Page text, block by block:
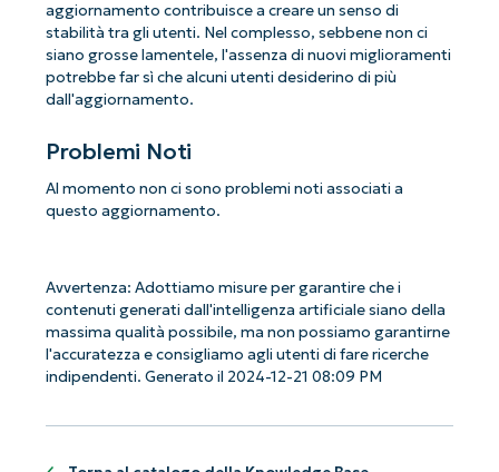
aggiornamento contribuisce a creare un senso di
stabilità tra gli utenti. Nel complesso, sebbene non ci
siano grosse lamentele, l'assenza di nuovi miglioramenti
potrebbe far sì che alcuni utenti desiderino di più
dall'aggiornamento.
Problemi Noti
Al momento non ci sono problemi noti associati a
questo aggiornamento.
Avvertenza: Adottiamo misure per garantire che i
contenuti generati dall'intelligenza artificiale siano della
massima qualità possibile, ma non possiamo garantirne
l'accuratezza e consigliamo agli utenti di fare ricerche
indipendenti. Generato il 2024-12-21 08:09 PM
Iniziate con le analisi KB guidate